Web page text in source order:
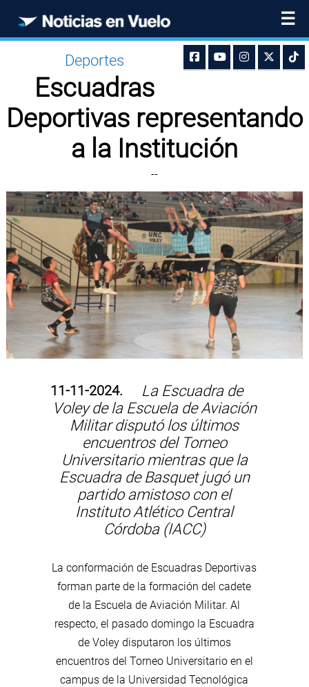
☰
Deportes
Escuadras
Deportivas representando
a la Institución
--
11-11-2024.
La Escuadra de
Voley de la Escuela de Aviación
Militar disputó los últimos
encuentros del Torneo
Universitario mientras que la
Escuadra de Basquet jugó un
partido amistoso con el
Instituto Atlético Central
Córdoba (IACC)
La conformación de Escuadras Deportivas
forman parte de la formación del cadete
de la Escuela de Aviación Militar. Al
respecto, el pasado domingo la Escuadra
de Voley disputaron los últimos
encuentros del Torneo Universitario en el
campus de la Universidad Tecnológica